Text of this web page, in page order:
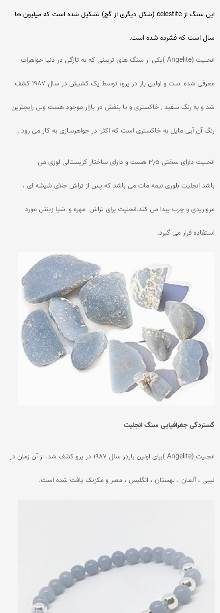
این سنگ از celestite (شکل دیگری از گچ) تشکیل شده است که میلیون ها
سال است که فشرده شده است.
انجلیت (Angelite )یکی از سنگ های تزیینی که به تازگی در دنیا جواهرات
معرفی شده است و اولین بار در پرو، توسط یک کشیش در سال ۱۹۸۷ کشف
شد و به رنگ سفید , خاکستری و یا بنفش در بازار موجود هست ولی رایجترین
رنگ آن آبی مایل به خاکستری است که اکثرا در جواهرسازی به کار می رود .
انجلیت دارای سختی ۳٫۵ هست و دارای ساختار کریستالی لوزی می
باشد انجلیت بلوری نیمه مات می باشد که پس از تراش جلای شیشه ای ،
مرواریدی و چرب پیدا می کند.انجلیت برای تراش مهره و اشیا زینتی مورد
استفاده قرار می گیرد.
گستردگی جغرافیایی سنگ انجلیت
انجلیت (Angelite )برای اولین باردر سال ۱۹۸۷ در پرو کشف شد. از آن زمان در
لیبی ، آلمان ، لهستان ، انگلیس ، مصر و مکزیک یافت شده است.